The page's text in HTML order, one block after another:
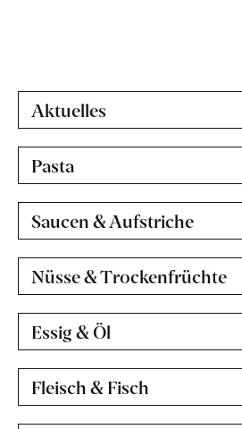
Aktuelles
Pasta
Saucen & Aufstriche
Nüsse & Trockenfrüchte
Essig & Öl
Fleisch & Fisch